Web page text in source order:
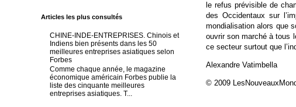
le refus prévisible de
des Occidentaux sur
mondialisation alors que
ouvrir son marché à tous
ce secteur surtout que
Alexandre Vatimbella
© 2009
Articles les plus consultés
CHINE-INDE-ENTREPRISES. Chinois et
Indiens bien présents dans les 50
meilleures entreprises asiatiques selon
Forbes
Comme chaque année, le magazine
économique américain Forbes publie la
liste des cinquante meilleures
entreprises asiatiques. T...